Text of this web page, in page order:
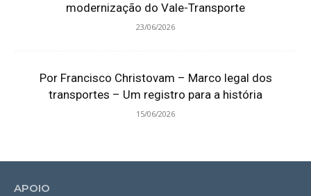
modernização do Vale-Transporte
23/06/2026
Por Francisco Christovam – Marco legal dos
transportes – Um registro para a história
15/06/2026
APOIO